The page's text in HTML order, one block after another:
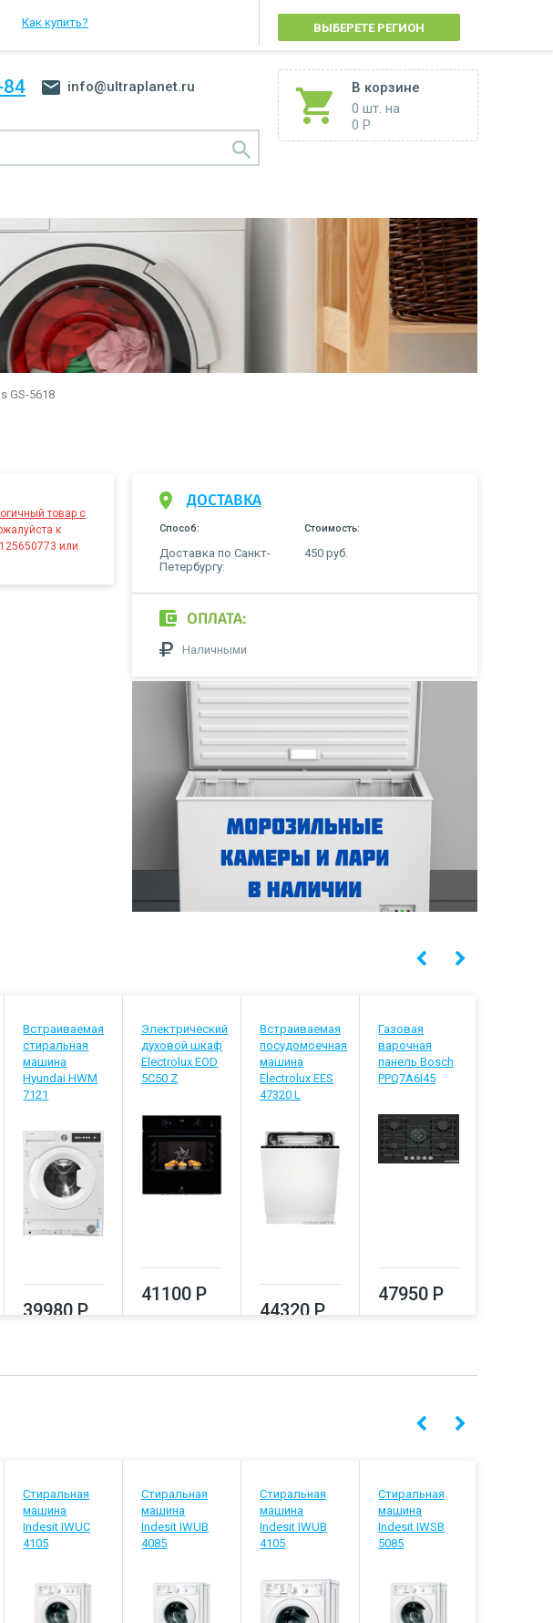
Как купить?
ВЫБЕРЕТЕ РЕГИОН
В корзине
0 шт. на
0 Р
info@ultraplanet.ru
GS-5618
товар с
к
или
ДОСТАВКА
Способ: Стоимость:
Доставка по Санкт-
Петербургу:
450 руб.
ОПЛАТА:
Наличными
Встраиваемая
стиральная
машина
Hyundai HWM
7121
39980 Р
Электрический
духовой шкаф
Electrolux EOD
5C50 Z
41100 Р
Встраиваемая
посудомоечная
машина
Electrolux EES
47320 L
44320 Р
Газовая
варочная
панель Bosch
PPQ7A6I45
47950 Р
Стиральная
машина
Indesit IWUC
4105
Стиральная
машина
Indesit IWUB
4085
Стиральная
машина
Indesit IWUB
4105
Стиральная
машина
Indesit IWSB
5085